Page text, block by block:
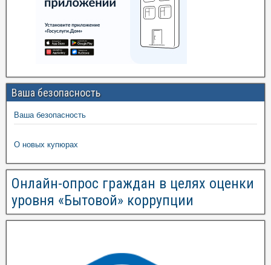
Ваша безопасность
Ваша безопасность
О новых купюрах
Онлайн-опрос граждан в целях оценки
уровня «Бытовой» коррупции